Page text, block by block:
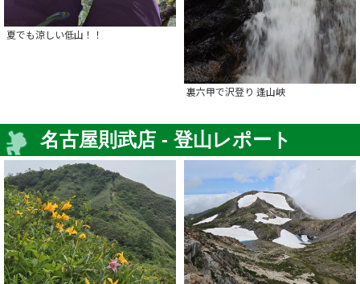
夏でも涼しい低山！！
裏六甲で沢登り 逢山峡
名古屋則武店 - 登山レポート